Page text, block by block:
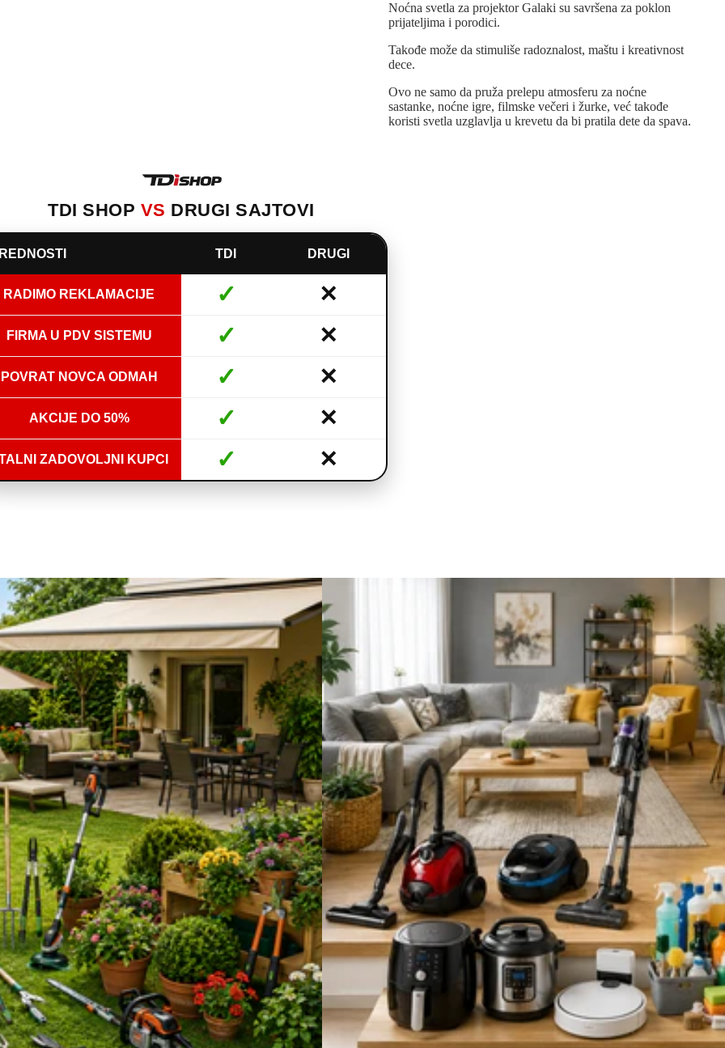
Noćna svetla za projektor Galaki su savršena za poklon
prijateljima i porodici.
Takođe može da stimuliše radoznalost, maštu i kreativnost
dece.
Ovo ne samo da pruža prelepu atmosferu za noćne
sastanke, noćne igre, filmske večeri i žurke, već takođe
koristi svetla uzglavlja u krevetu da bi pratila dete da spava.
TDI SHOP VS DRUGI SAJTOVI
TDI DRUGI
RADIMO REKLAMACIJE ✓ ✕
FIRMA U PDV SISTEMU ✓ ✕
POVRAT NOVCA ODMAH ✓ ✕
AKCIJE DO 50% ✓ ✕
ZADOVOLJNI KUPCI ✓ ✕